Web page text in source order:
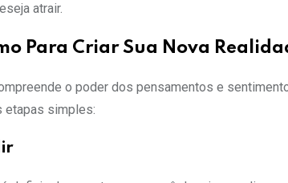
atrair.
Para Criar Sua Nova
o poder dos pensamentos e
etapas simples: